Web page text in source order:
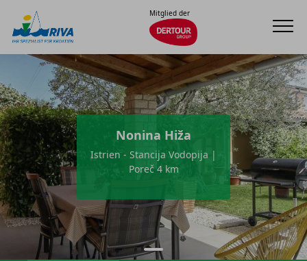
Mitglied der
Nonina Hiža
Istrien - Stancija Vodopija |
Poreč 4 km